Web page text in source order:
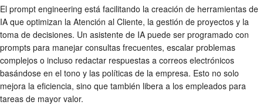
El prompt engineering está facilitando la creación de herramientas de
IA que optimizan la Atención al Cliente, la gestión de proyectos y la
toma de decisiones. Un asistente de IA puede ser programado con
prompts para manejar consultas frecuentes, escalar problemas
complejos o incluso redactar respuestas a correos electrónicos
basándose en el tono y las políticas de la empresa. Esto no solo
mejora la eficiencia, sino que también libera a los empleados para
tareas de mayor valor.